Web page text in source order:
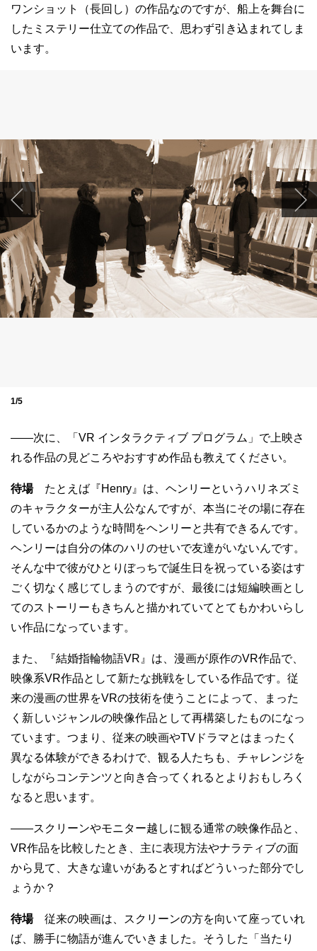
ワンショット（長回し）の作品なのですが、船上を舞台に
したミステリー仕立ての作品で、思わず引き込まれてしま
います。
1/5
——次に、「VR インタラクティブ プログラム」で上映さ
れる作品の見どころやおすすめ作品も教えてください。
待場たとえば『Henry』は、ヘンリーというハリネズミ
のキャラクターが主人公なんですが、本当にその場に存在
しているかのような時間をヘンリーと共有できるんです。
ヘンリーは自分の体のハリのせいで友達がいないんです。
そんな中で彼がひとりぼっちで誕生日を祝っている姿はす
ごく切なく感じてしまうのですが、最後には短編映画とし
てのストーリーもきちんと描かれていてとてもかわいらし
い作品になっています。
また、『結婚指輪物語VR』は、漫画が原作のVR作品で、
映像系VR作品として新たな挑戦をしている作品です。従
来の漫画の世界をVRの技術を使うことによって、まった
く新しいジャンルの映像作品として再構築したものになっ
ています。つまり、従来の映画やTVドラマとはまったく
異なる体験ができるわけで、観る人たちも、チャレンジを
しながらコンテンツと向き合ってくれるとよりおもしろく
なると思います。
——スクリーンやモニター越しに観る通常の映像作品と、
VR作品を比較したとき、主に表現方法やナラティブの面
から見て、大きな違いがあるとすればどういった部分でし
ょうか？
待場従来の映画は、スクリーンの方を向いて座っていれ
ば、勝手に物語が進んでいきました。そうした「当たり